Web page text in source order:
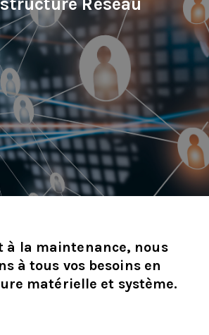
à la maintenance, nous
à tous vos besoins en
matérielle et système.